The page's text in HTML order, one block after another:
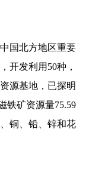
国北方地区重要
开发利用50种，
源基地，已探明
铁矿资源量75.59
铜、铅、锌和花